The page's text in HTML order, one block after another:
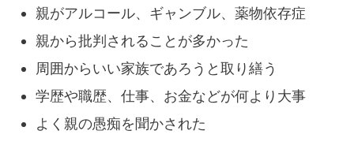
親がアルコール、ギャンブル、薬物依存症
親から批判されることが多かった
周囲からいい家族であろうと取り繕う
学歴や職歴、仕事、お金などが何より大事
よく親の愚痴を聞かされた